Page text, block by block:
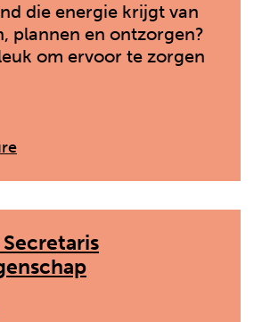
die energie krijgt van
plannen en ontzorgen?
om ervoor te zorgen
: Managementondersteuner /